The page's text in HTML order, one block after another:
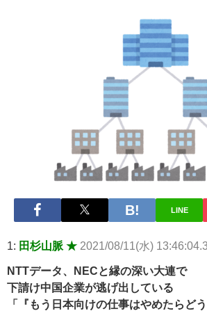
【画像】人気Vチューバーさん、とんでもな
ｗｗｗｗｗ 他 / 2chnaviヘッドライン
【悲報】2050年の日本、独身ボッチ祭りが
ｗ 他 / 2chnaviヘッドライン
Powered by livedoor 相互RSS
LINE
1: 田杉山脈 ★ 2021/08/11(水)
NTTデータ、NECと縁の深い大連で
下請け中国企業が逃げ出している
「『もう日本向けの仕事はやめたらど